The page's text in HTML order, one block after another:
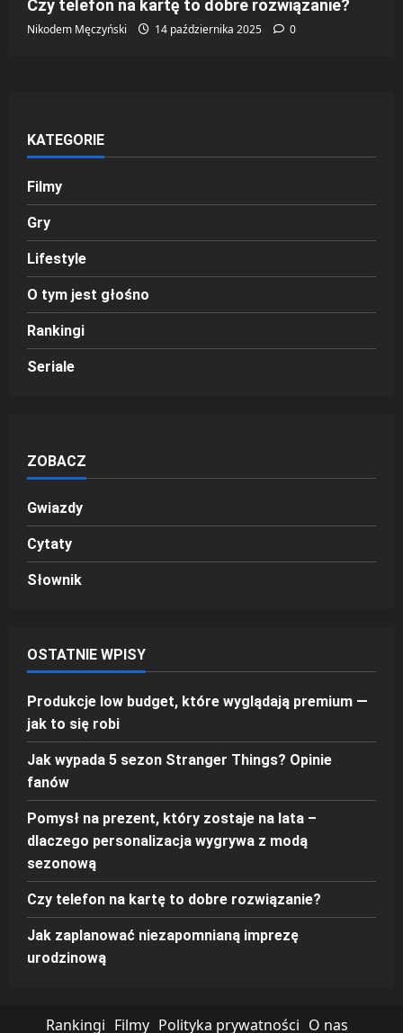
Czy telefon na kartę to dobre rozwiązanie?
Nikodem Męczyński 14 października 2025 0
KATEGORIE
Filmy
Gry
Lifestyle
O tym jest głośno
Rankingi
Seriale
ZOBACZ
Gwiazdy
Cytaty
Słownik
OSTATNIE WPISY
Produkcje low budget, które wyglądają premium —
jak to się robi
Jak wypada 5 sezon Stranger Things? Opinie
fanów
Pomysł na prezent, który zostaje na lata –
dlaczego personalizacja wygrywa z modą
sezonową
Czy telefon na kartę to dobre rozwiązanie?
Jak zaplanować niezapomnianą imprezę
urodzinową
Rankingi Filmy Polityka prywatności O nas